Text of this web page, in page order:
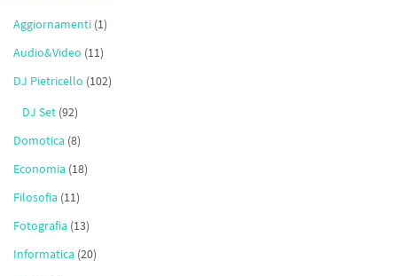
Aggiornamenti (1)
Audio&Video (11)
DJ Pietricello (102)
DJ Set (92)
Domotica (8)
Economia (18)
Filosofia (11)
Fotografia (13)
Informatica (20)